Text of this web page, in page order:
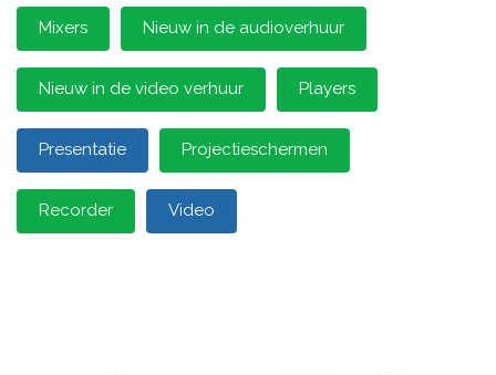
Mixers Nieuw in de audioverhuur
Nieuw in de video verhuur Players
Presentatie Projectieschermen
Recorder Video